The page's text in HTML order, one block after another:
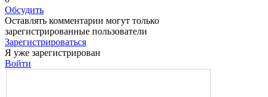
Обсудить
Оставлять комментарии могут только
зарегистрированные пользователи
Зарегистрироваться
Я уже зарегистрирован
Войти